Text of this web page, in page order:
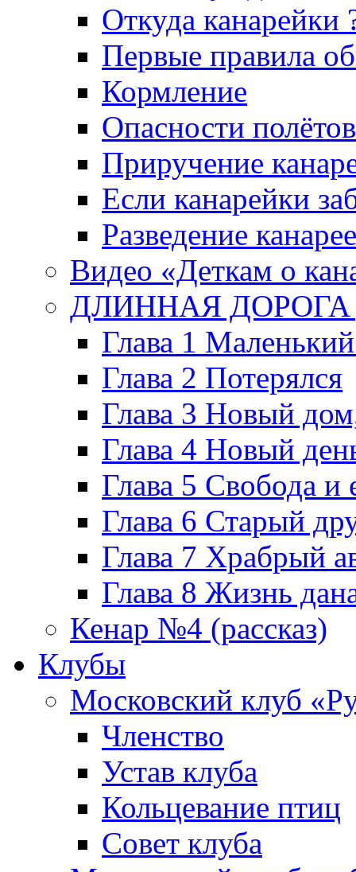
Откуда канарейки
Первые правила
Кормление
Опасности полётов
Приручение
Если канарейки
Разведение
Видео «Деткам о
ДЛИННАЯ ДОРОГА
Глава 1
Глава 2 Потерялся
Глава 3 Новый
Глава 4 Новый
Глава 5 Свобода и
Глава 6 Старый
Глава 7 Храбрый
Глава 8 Жизнь
Кенар №4 (рассказ)
Клубы
Московский клуб
Членство
Устав клуба
Кольцевание птиц
Совет клуба